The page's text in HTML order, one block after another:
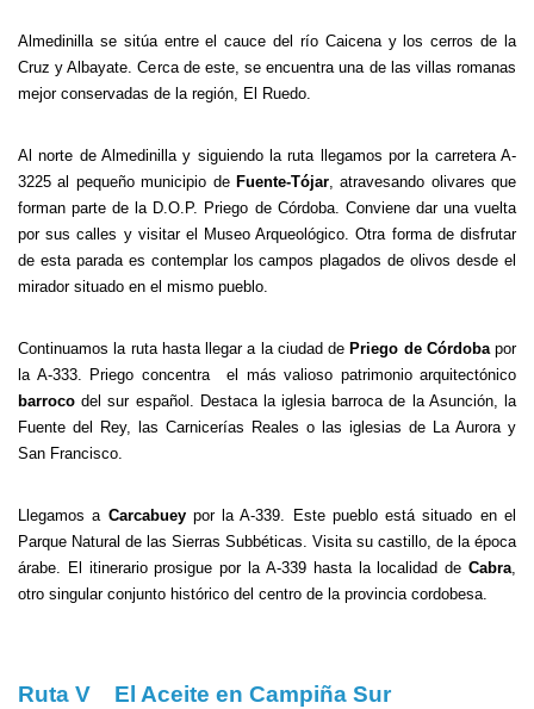
Almedinilla se sitúa entre el cauce del río Caicena y los cerros de la
Cruz y Albayate. Cerca de este, se encuentra una de las villas romanas
mejor conservadas de la región, El Ruedo.
Al norte de Almedinilla y siguiendo la ruta llegamos por la carretera A-
3225 al pequeño municipio de Fuente-Tójar, atravesando olivares que
forman parte de la D.O.P. Priego de Córdoba. Conviene dar una vuelta
por sus calles y visitar el Museo Arqueológico. Otra forma de disfrutar
de esta parada es contemplar los campos plagados de olivos desde el
mirador situado en el mismo pueblo.
Continuamos la ruta hasta llegar a la ciudad de Priego de Córdobapor
la A-333. Priego concentra el más valioso patrimonio arquitectónico
barroco del sur español. Destaca la iglesia barroca de la Asunción, la
Fuente del Rey, las Carnicerías Reales o las iglesias de La Aurora y
San Francisco.
Llegamos a Carcabueypor la A-339. Este pueblo está situado en el
Parque Natural de las Sierras Subbéticas. Visita su castillo, de la época
árabe. El itinerario prosigue por la A-339 hasta la localidad de Cabra,
otro singular conjunto histórico del centro de la provincia cordobesa.
Ruta V El Aceite en Campiña Sur